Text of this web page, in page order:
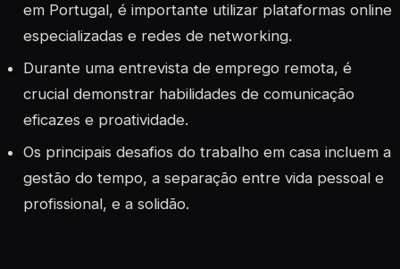
em Portugal, é importante utilizar plataformas online
especializadas e redes de networking.
Durante uma entrevista de emprego remota, é
crucial demonstrar habilidades de comunicação
eficazes e proatividade.
Os principais desafios do trabalho em casa incluem a
gestão do tempo, a separação entre vida pessoal e
profissional, e a solidão.